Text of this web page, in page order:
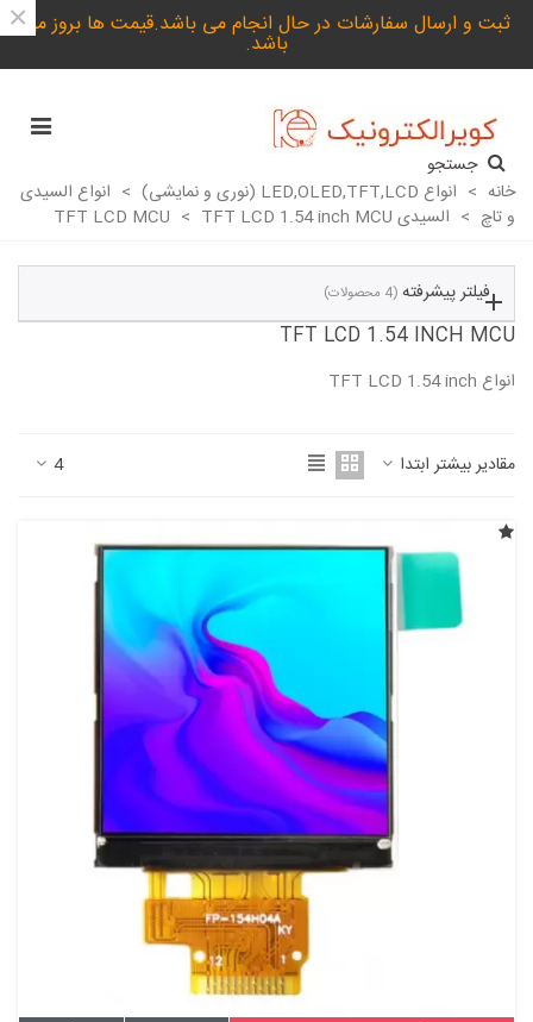
ثبت و ارسال سفارشات در حال انجام می باشد.قیمت ها بروز می
باشد.
×
جستجو
خانه > انواع LED,OLED,TFT,LCD (نوری و نمایشی) > انواع السیدی
و تاچ > السیدی TFT LCD MCU > TFT LCD 1.54 inch MCU
فیلتر پیشرفته (4 محصولات)
TFT LCD 1.54 INCH MCU
انواع TFT LCD 1.54 inch
مقادیر بیشتر ابتدا 4